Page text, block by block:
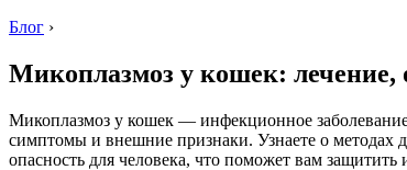
Блог ›
Микоплазмоз у кошек: лечение,
Микоплазмоз у кошек — инфекционное
симптомы и внешние признаки. Узнаете о методах
опасность для человека, что поможет вам защитить